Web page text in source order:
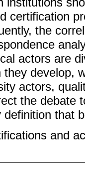
certification
the
actors are
they develop,
actors,
the debate
definition that
and